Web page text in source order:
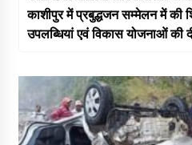
काशीपुर में प्रबुद्धजन सम्मेलन में की
उपलब्धियां एवं विकास योजनाओं की